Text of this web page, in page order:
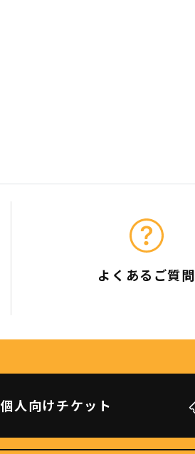
よくあるご質問
個人向けチケット